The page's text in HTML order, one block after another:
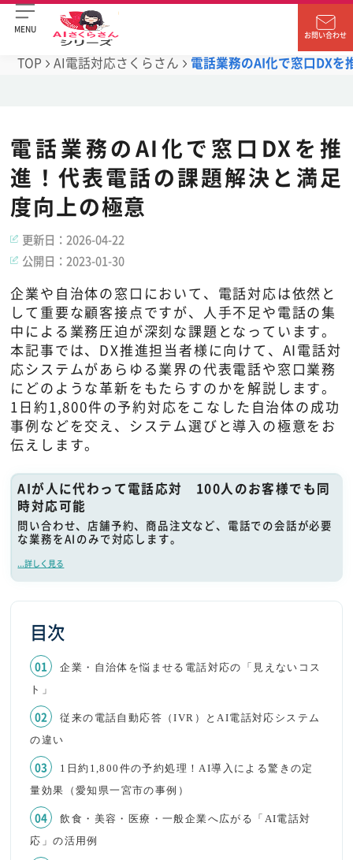
MENU
お問い合わせ
TOP AI電話対応さくらさん 電話業務のAI化で窓口DXを
電話業務のAI化で窓口DXを推
進！代表電話の課題解決と満足
度向上の極意
更新日：2026-04-22
公開日：2023-01-30
企業や自治体の窓口において、電話対応は依然と
して重要な顧客接点ですが、人手不足や電話の集
中による業務圧迫が深刻な課題となっています。
本記事では、DX推進担当者様に向けて、AI電話対
応システムがあらゆる業界の代表電話や窓口業務
にどのような革新をもたらすのかを解説します。
1日約1,800件の予約対応をこなした自治体の成功
事例などを交え、システム選びと導入の極意をお
伝えします。
AIが人に代わって電話応対 100人のお客様でも同
時対応可能
問い合わせ、店舗予約、商品注文など、電話での会話が必要
な業務をAIのみで対応します。
...詳しく見る
目次
企業・自治体を悩ませる電話対応の「見えないコス
ト」
従来の電話自動応答（IVR）とAI電話対応システム
の違い
1日約1,800件の予約処理！AI導入による驚きの定
量効果（愛知県一宮市の事例）
飲食・美容・医療・一般企業へ広がる「AI電話対
応」の活用例